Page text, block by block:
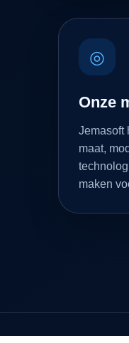
◎
Onze
Jemasoft
maat,
maken